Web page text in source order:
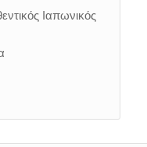
Ιαπωνικός